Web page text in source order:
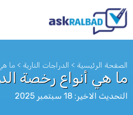
الصفحة الرئيسية > الدراجات النارية > ما
ما هي أنواع رخصة
التحديث الاخير: 18 سبتمبر 2025